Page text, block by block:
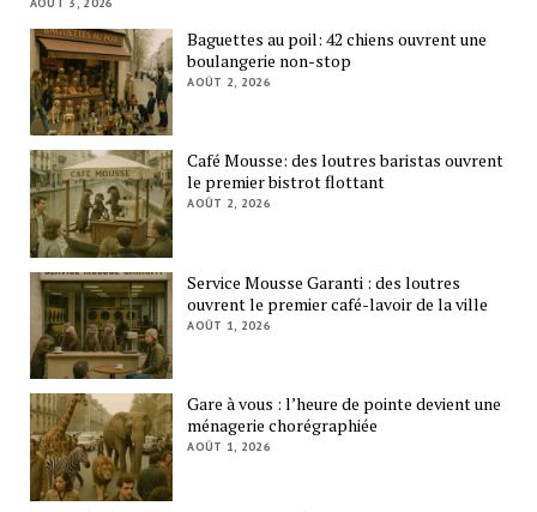
Baguettes au poil: 42 chiens ouvrent une
boulangerie non-stop
AOÛT 2, 2026
Café Mousse: des loutres baristas ouvrent
le premier bistrot flottant
AOÛT 2, 2026
Service Mousse Garanti : des loutres
ouvrent le premier café-lavoir de la ville
AOÛT 1, 2026
Gare à vous : l’heure de pointe devient une
ménagerie chorégraphiée
AOÛT 1, 2026